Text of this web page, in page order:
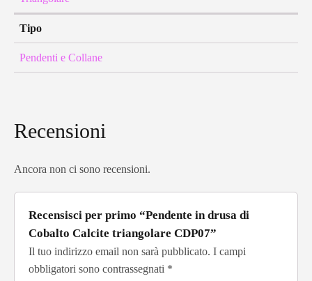
Tipo
Pendenti e Collane
Recensioni
Ancora non ci sono recensioni.
Recensisci per primo “Pendente in drusa di
Cobalto Calcite triangolare CDP07”
Il tuo indirizzo email non sarà pubblicato. I campi
obbligatori sono contrassegnati *